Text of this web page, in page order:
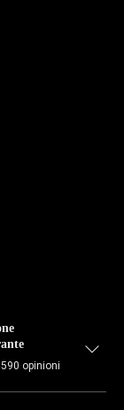
opinioni